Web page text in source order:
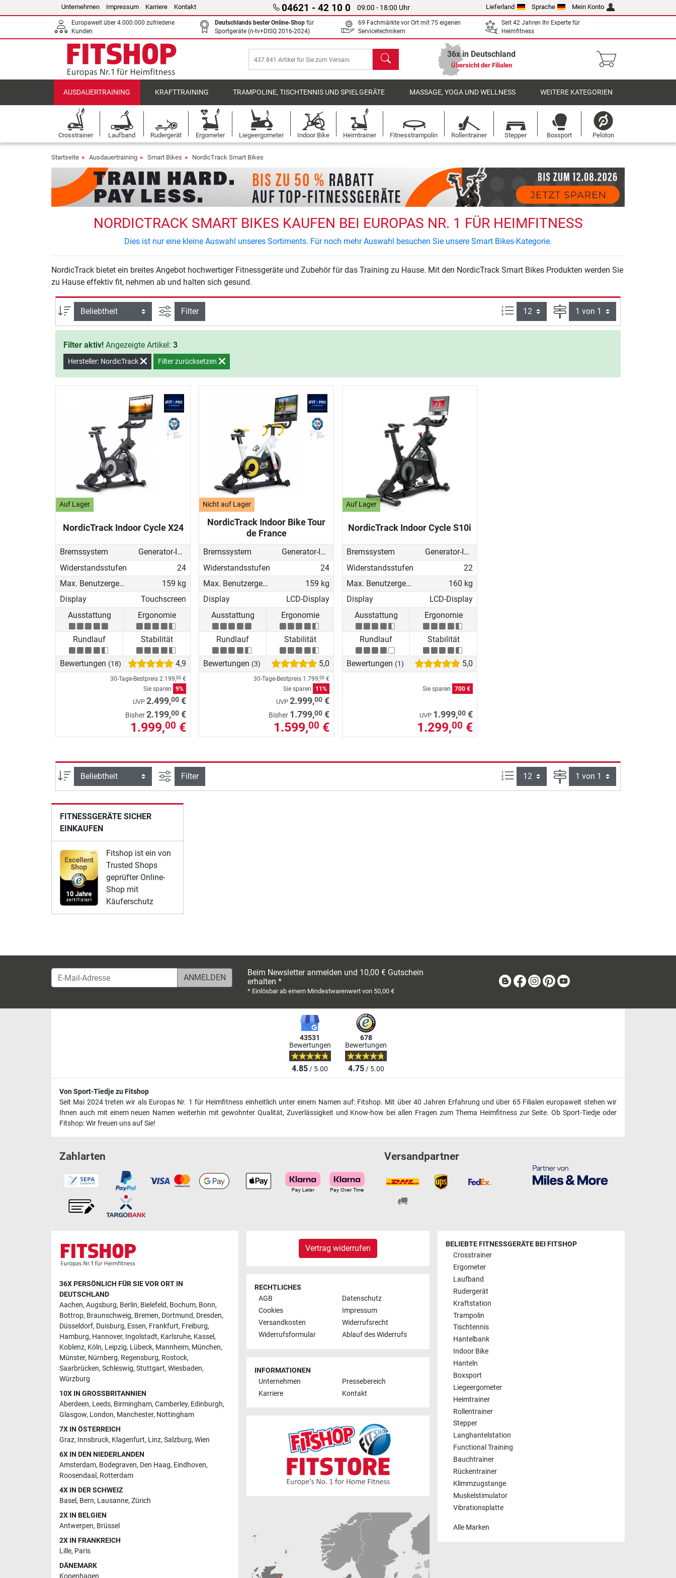
Unternehmen Impressum Karriere Kontakt 04621 - 42 10 0 09:00 - 18:00 Uhr Lieferland Sprache Mein Konto
Europaweit über 4.000.000 zufriedene
Kunden
Deutschlands bester Online-Shop für
Sportgeräte (n-tv+DISQ 2016-2024)
69 Fachmärkte vor Ort mit 75 eigenen
Servicetechnikern
Seit 42 Jahren Ihr Experte für
Heimfitness
Suchen 36x in Deutschland
Übersicht der Filialen
AUSDAUERTRAINING KRAFTTRAINING TRAMPOLINE, TISCHTENNIS UND SPIELGERÄTE MASSAGE, YOGA UND WELLNESS WEITERE KATEGORIEN
Crosstrainer Laufband Rudergerät Ergometer Liegeergometer Indoor Bike Heimtrainer Fitnesstrampolin Rollentrainer Stepper Boxsport Peloton
Startseite Ausdauertraining Smart Bikes NordicTrack Smart Bikes
NORDICTRACK SMART BIKES KAUFEN BEI EUROPAS NR. 1 FÜR HEIMFITNESS
Dies ist nur eine kleine Auswahl unseres Sortiments. Für noch mehr Auswahl besuchen Sie unsere Smart Bikes-Kategorie.
NordicTrack bietet ein breites Angebot hochwertiger Fitnessgeräte und Zubehör für das Training zu Hause. Mit den NordicTrack Smart Bikes Produkten werden Sie
zu Hause effektiv fit, nehmen ab und halten sich gesund.
Sortierung Ansicht filtern
Filter Artikel pro Seite: Seite
Filter aktiv! Angezeigte Artikel: 3
Hersteller: NordicTrack Filter zurücksetzen
Auf Lager
NordicTrack Indoor Cycle X24
Bremssystem
Generator-Induktionsbremse
Widerstandsstufen
24
Max. Benutzergewicht
159 kg
Display
Touchscreen
Ausstattung
Ergonomie
Rundlauf Stabilität
Bewertungen (18) 4,9
30-Tage-Bestpreis 2.199,00 €
Sie sparen
9%
UVP 2.499,00 €
Bisher2.199,00 €
1.999,00 €
Nicht auf Lager
NordicTrack Indoor Bike Tour
de France
Bremssystem
Generator-Induktionsbremse
Widerstandsstufen
24
Max. Benutzergewicht
159 kg
Display
LCD-Display
Ausstattung
Ergonomie
Rundlauf Stabilität
Bewertungen (3) 5,0
30-Tage-Bestpreis 1.799,00 €
Sie sparen
11%
UVP 2.999,00 €
Bisher 1.799,00 €
1.599,00 €
Auf Lager
NordicTrack Indoor Cycle S10i
Bremssystem
Generator-Induktionsbremse
Widerstandsstufen
22
Max. Benutzergewicht
160 kg
Display
LCD-Display
Ausstattung
Ergonomie
Rundlauf Stabilität
Bewertungen (1) 5,0
Sie sparen 700 €
UVP 1.999,00 €
1.299,00 €
Sortierung Ansicht filtern
Filter Artikel pro Seite: Seite
FITNESSGERÄTE SICHER
EINKAUFEN
Fitshop ist ein von
Trusted Shops
geprüfter Online-
Shop mit
Käuferschutz
E-Mail-Adresse
Beim Newsletter anmelden und 10,00 € Gutschein
erhalten *
* Einlösbar ab einem Mindestwarenwert von 50,00 €
BlogFacebook
Instagram
Pinterest
43531
Bewertungen
4.85/ 5.00
678
Bewertungen
4.75/ 5.00
Von Sport-Tiedje zu Fitshop
Seit Mai 2024 treten wir als Europas Nr. 1 für Heimfitness einheitlich unter einem Namen auf: Fitshop. Mit über 40 Jahren Erfahrung und über 65 Filialen europaweit stehen wir
Ihnen auch mit einem neuen Namen weiterhin mit gewohnter Qualität, Zuverlässigkeit und Know-how bei allen Fragen zum Thema Heimfitness zur Seite. Ob Sport-Tiedje oder
Fitshop: Wir freuen uns auf Sie!
Zahlarten Versandpartner
36X PERSÖNLICH FÜR SIE VOR ORT IN
DEUTSCHLAND
Aachen, Augsburg, Berlin, Bielefeld, Bochum, Bonn,
Bottrop, Braunschweig, Bremen, Dortmund, Dresden,
Düsseldorf, Duisburg, Essen, Frankfurt, Freiburg,
Hamburg, Hannover, Ingolstadt, Karlsruhe, Kassel,
Koblenz, Köln, Leipzig, Lübeck, Mannheim, München,
Münster, Nürnberg, Regensburg, Rostock,
Saarbrücken, Schleswig, Stuttgart, Wiesbaden,
Würzburg
10X IN GROSSBRITANNIEN
Aberdeen, Leeds, Birmingham, Camberley, Edinburgh,
Glasgow, London, Manchester, Nottingham
7X IN ÖSTERREICH
Graz, Innsbruck, Klagenfurt, Linz, Salzburg, Wien
6X IN DEN NIEDERLANDEN
Amsterdam, Bodegraven, Den Haag, Eindhoven,
Roosendaal , Rotterdam
4X IN DER SCHWEIZ
Basel, Bern, Lausanne, Zürich
2X IN BELGIEN
Antwerpen, Brüssel
2X IN FRANKREICH
Lille, Paris
DÄNEMARK
Vertrag widerrufen
RECHTLICHES
AGB
Datenschutz
Cookies
Impressum
Versandkosten
Widerrufsrecht
Widerrufsformular
Ablauf des Widerrufs
INFORMATIONEN
Unternehmen
Pressebereich
Karriere
Kontakt
BELIEBTE FITNESSGERÄTE BEI FITSHOP
Crosstrainer
Ergometer
Laufband
Rudergerät
Kraftstation
Trampolin
Tischtennis
Hantelbank
Indoor Bike
Hanteln
Boxsport
Liegeergometer
Heimtrainer
Rollentrainer
Stepper
Langhantelstation
Functional Training
Bauchtrainer
Rückentrainer
Klimmzugstange
Muskelstimulator
Vibrationsplatte
Alle Marken